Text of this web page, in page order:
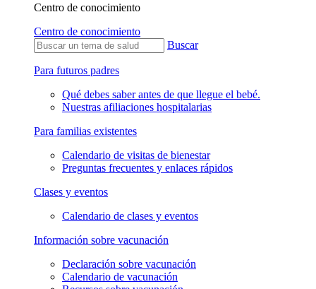
Centro de conocimiento
Centro de conocimiento
Buscar
Para futuros padres
Qué debes saber antes de que llegue el bebé.
Nuestras afiliaciones hospitalarias
Para familias existentes
Calendario de visitas de bienestar
Preguntas frecuentes y enlaces rápidos
Clases y eventos
Calendario de clases y eventos
Información sobre vacunación
Declaración sobre vacunación
Calendario de vacunación